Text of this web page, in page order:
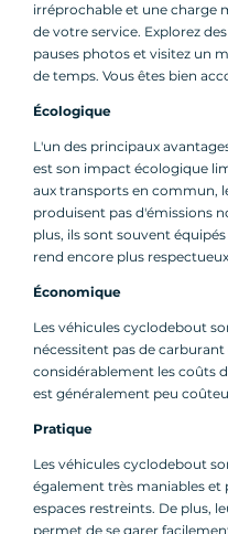
irréprochable et une charge
de votre service. Explorez
pauses photos et visitez un
de temps. Vous êtes bien
Écologique
L'un des principaux
est son impact écologique
aux transports en commun,
produisent pas d'émissions
plus, ils sont souvent
rend encore plus
Économique
Les véhicules cyclodebout
nécessitent pas de
considérablement les coûts
est généralement peu
Pratique
Les véhicules cyclodebout
également très maniables et
espaces restreints. De plus,
permet de se garer